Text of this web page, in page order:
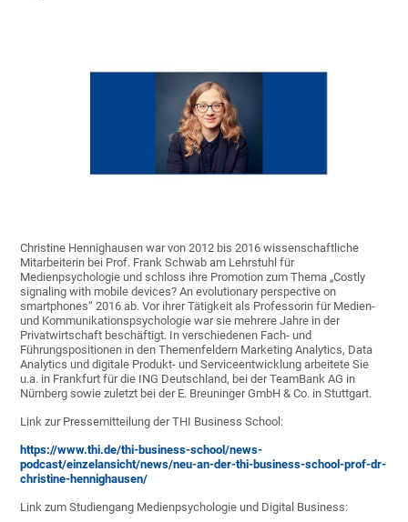
Christine Hennighausen war von 2012 bis 2016 wissenschaftliche
Mitarbeiterin bei Prof. Frank Schwab am Lehrstuhl für
Medienpsychologie und schloss ihre Promotion zum Thema „Costly
signaling with mobile devices? An evolutionary perspective on
smartphones“ 2016 ab. Vor ihrer Tätigkeit als Professorin für Medien-
und Kommunikationspsychologie war sie mehrere Jahre in der
Privatwirtschaft beschäftigt. In verschiedenen Fach- und
Führungspositionen in den Themenfeldern Marketing Analytics, Data
Analytics und digitale Produkt- und Serviceentwicklung arbeitete Sie
u.a. in Frankfurt für die ING Deutschland, bei der TeamBank AG in
Nürnberg sowie zuletzt bei der E. Breuninger GmbH & Co. in Stuttgart.
Link zur Pressemitteilung der THI Business School:
https://www.thi.de/thi-business-school/news-
podcast/einzelansicht/news/neu-an-der-thi-business-school-prof-dr-
christine-hennighausen/
Link zum Studiengang Medienpsychologie und Digital Business: